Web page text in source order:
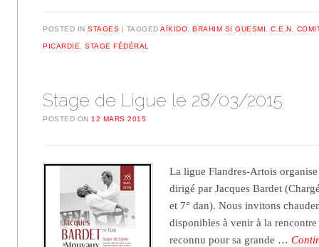
POSTED INSTAGES TAGGEDAÏKIDO, BRAHIM SI GUESMI ,C.E.N ,
PICARDIE,STAGE FÉDÉRAL
Stage de Ligue le 28/03/2015
POSTED ON 12 MARS 2015
La ligue Flandres-Artois
dirigé par Jacques Bardet
et 7° dan). Nous invitons
disponibles à venir à la
reconnu pour sa grande …